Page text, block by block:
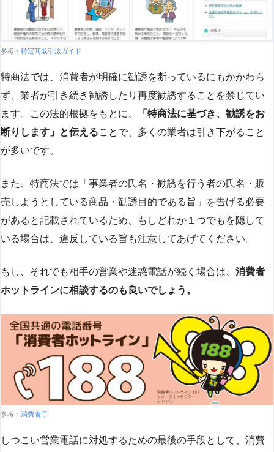
参考： 特定商取引法ガイド
特商法では、消費者が明確に勧誘を断っているにもかかわら
ず、業者が引き続き勧誘したり再度勧誘することを禁じてい
ます。この法的根拠をもとに、
「特商法に基づき、勧誘をお
断りします」と伝えることで、多くの業者は引き下がること
が多いです​​。
また、特商法では「事業者の氏名・勧誘を行う者の氏名・販
売しようとしている商品・勧誘目的である旨」を告げる必要
があると記載されているため、もしどれか１つでもを隠して
いる場合は、違反している旨も注意してあげてください。
もし、それでも相手の営業や迷惑電話が続く場合は、 消費者
ホットラインに相談するのも良いでしょう。
参考： 消費者庁
しつこい営業電話に対処するための最後の手段として、消費